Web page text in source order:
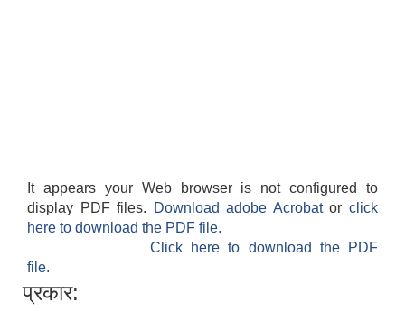
It appears your Web browser is not configured to
display PDF files.
Download adobe Acrobatorclick
here to download the PDF file.
Click here to download the PDF
file.
प्रकार: